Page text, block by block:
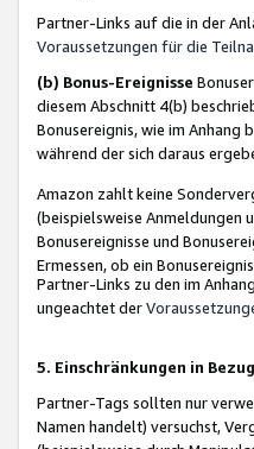
Partner-Links auf die in der
Voraussetzungen für die
(b) Bonus-Ereignisse
diesem Abschnitt 4(b)
Bonusereignis, wie im Anhang
während der sich daraus
Amazon zahlt keine
(beispielsweise Anmeldungen
Bonusereignisse und
Ermessen, ob ein
Partner-Links zu den im
ungeachtet der
5. Einschränkungen in
Partner-Tags sollten nur
Namen handelt) versuchst,